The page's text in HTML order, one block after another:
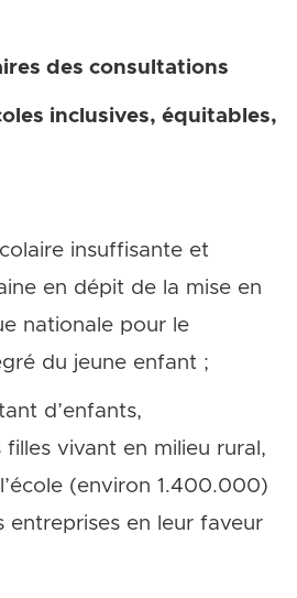
des consultations
inclusives, équitables,
insuffisante et
en dépit de la mise en
nationale pour le
du jeune enfant ;
d’enfants,
vivant en milieu rural,
(environ 1.400.000)
entreprises en leur faveur